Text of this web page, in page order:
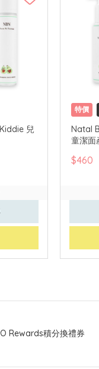
兒
特價
Natal
童潔面
$460
Rewards積分換禮券